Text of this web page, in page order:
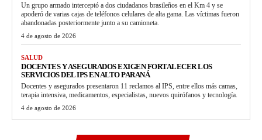
Un grupo armado interceptó a dos ciudadanos brasileños en el Km 4 y se
apoderó de varias cajas de teléfonos celulares de alta gama. Las víctimas fueron
abandonadas posteriormente junto a su camioneta.
4 de agosto de 2026
SALUD
DOCENTES Y ASEGURADOS EXIGEN FORTALECER LOS
SERVICIOS DEL IPS EN ALTO PARANÁ
Docentes y asegurados presentaron 11 reclamos al IPS, entre ellos más camas,
terapia intensiva, medicamentos, especialistas, nuevos quirófanos y tecnología.
4 de agosto de 2026